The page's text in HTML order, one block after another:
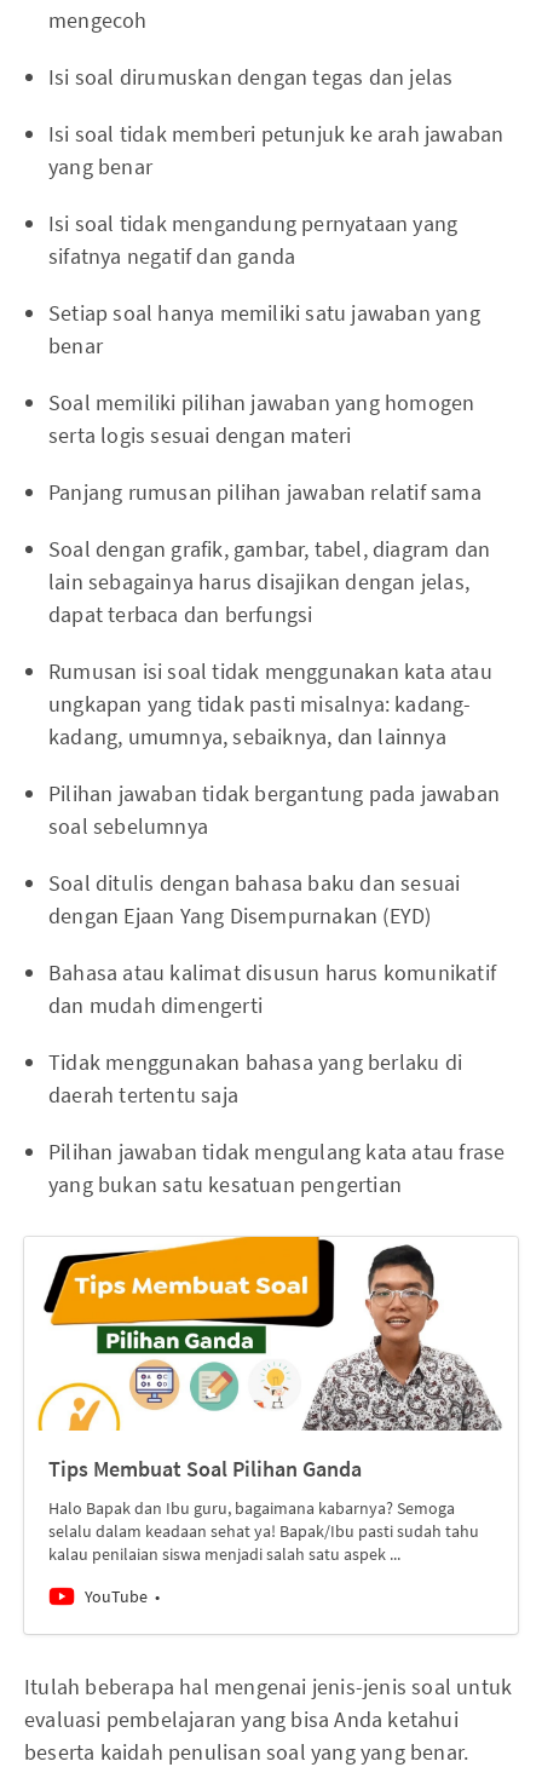
mengecoh
Isi soal dirumuskan dengan tegas dan jelas
Isi soal tidak memberi petunjuk ke arah jawaban
yang benar
Isi soal tidak mengandung pernyataan yang
sifatnya negatif dan ganda
Setiap soal hanya memiliki satu jawaban yang
benar
Soal memiliki pilihan jawaban yang homogen
serta logis sesuai dengan materi
Panjang rumusan pilihan jawaban relatif sama
Soal dengan grafik, gambar, tabel, diagram dan
lain sebagainya harus disajikan dengan jelas,
dapat terbaca dan berfungsi
Rumusan isi soal tidak menggunakan kata atau
ungkapan yang tidak pasti misalnya: kadang-
kadang, umumnya, sebaiknya, dan lainnya
Pilihan jawaban tidak bergantung pada jawaban
soal sebelumnya
Soal ditulis dengan bahasa baku dan sesuai
dengan Ejaan Yang Disempurnakan (EYD)
Bahasa atau kalimat disusun harus komunikatif
dan mudah dimengerti
Tidak menggunakan bahasa yang berlaku di
daerah tertentu saja
Pilihan jawaban tidak mengulang kata atau frase
yang bukan satu kesatuan pengertian
Tips Membuat Soal Pilihan Ganda
Halo Bapak dan Ibu guru, bagaimana kabarnya? Semoga
selalu dalam keadaan sehat ya! Bapak/Ibu pasti sudah tahu
kalau penilaian siswa menjadi salah satu aspek ...
YouTube
Itulah beberapa hal mengenai jenis-jenis soal untuk
evaluasi pembelajaran yang bisa Anda ketahui
beserta kaidah penulisan soal yang yang benar.